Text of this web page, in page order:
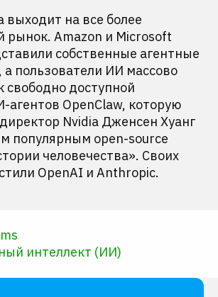
выходит на все более
рынок. Amazon и Microsoft
собственные агентные
пользователи ИИ массово
свободно доступной
OpenClaw, которую
Nvidia Дженсен Хуанг
популярным open-source
человечества». Своих
OpenAI и Anthropic.
интеллект (ИИ)